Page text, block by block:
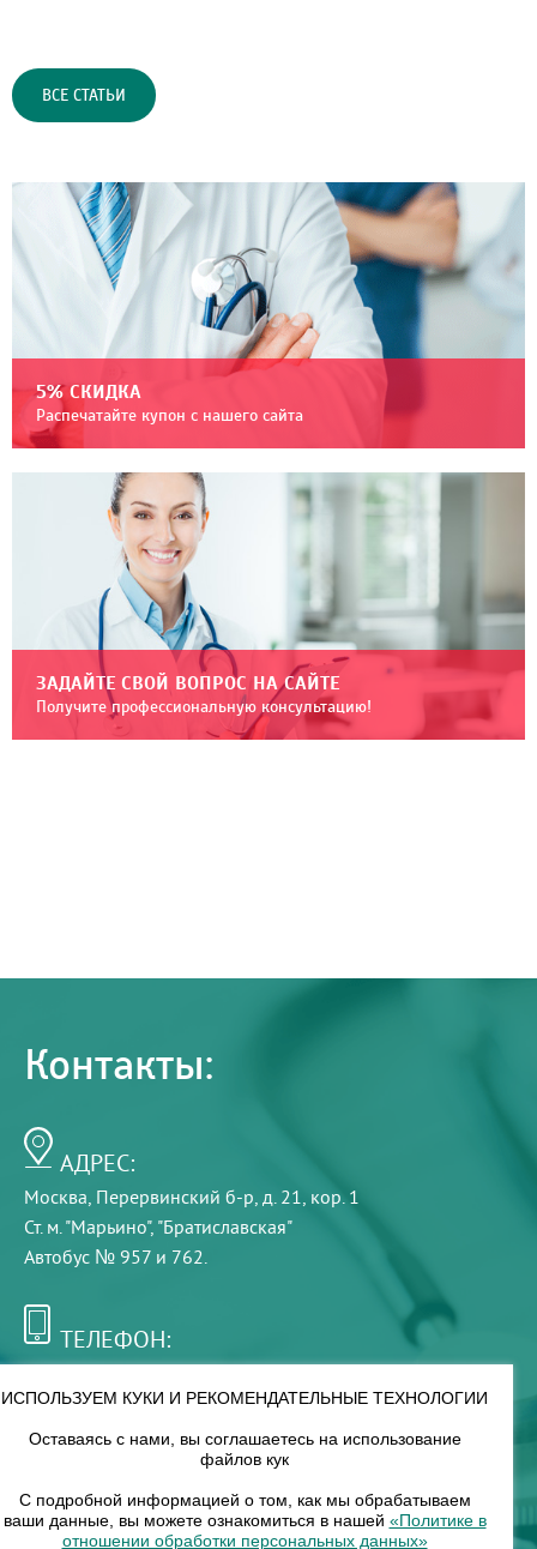
ВСЕ СТАТЬИ
5% СКИДКА
Распечатайте купон с нашего сайта
ЗАДАЙТЕ СВОЙ ВОПРОС НА САЙТЕ
Получите профессиональную консультацию!
Контакты:
АДРЕС:
Москва, Перервинский б-р, д. 21, кор. 1
Ст. м. "Марьино", "Братиславская"
Автобус № 957 и 762.
ТЕЛЕФОН:
РЕЖИМ РАБОТЫ:
8 — 18
ИСПОЛЬЗУЕМ КУКИ И РЕКОМЕНДАТЕЛЬНЫЕ ТЕХНОЛОГИИ
Оставаясь с нами, вы соглашаетесь на использование
файлов кук
С подробной информацией о том, как мы обрабатываем
ваши данные, вы можете ознакомиться в нашей «Политике в
отношении обработки персональных данных»